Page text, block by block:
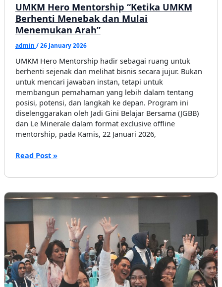
UMKM Hero Mentorship “Ketika UMKM
Berhenti Menebak dan Mulai
Menemukan Arah”
admin /26 January 2026
UMKM Hero Mentorship hadir sebagai ruang untuk
berhenti sejenak dan melihat bisnis secara jujur. Bukan
untuk mencari jawaban instan, tetapi untuk
membangun pemahaman yang lebih dalam tentang
posisi, potensi, dan langkah ke depan. Program ini
diselenggarakan oleh Jadi Gini Belajar Bersama (JGBB)
dan Le Minerale dalam format exclusive offline
mentorship, pada Kamis, 22 Januari 2026,
UMKM
Mentorship
UMKM
Menebak
dan
Mulai
Menemukan
Arah”
Read Post »